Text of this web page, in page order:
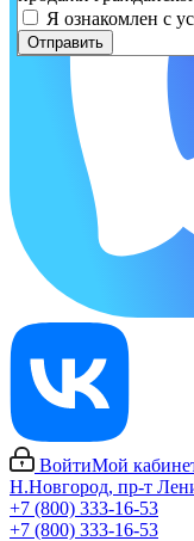
ВойтиМой
Н.Новгород, пр-т
+7 (800) 333-16-53
+7 (800) 333-16-53
Я ознакомлен с
Отправить